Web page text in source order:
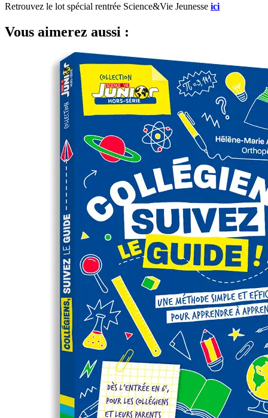
Retrouvez le lot spécial rentrée Science&Vie Jeunesse ici
Vous aimerez aussi :